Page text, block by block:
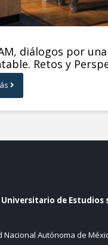
diálogos por
Retos y
de Estudios
Nacional Autónoma de